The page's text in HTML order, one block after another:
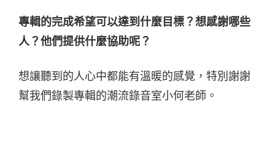
專輯的完成希望可以達到什麼目標？想感謝哪些
人？他們提供什麼協助呢？
想讓聽到的人心中都能有溫暖的感覺，特別謝謝
幫我們錄製專輯的潮流錄音室小何老師。